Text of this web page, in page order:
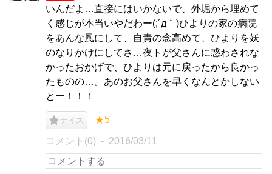
いんだよ…直接にはいかないで、外堀から埋めて
く感じが本当いやだわー(;´д｀)ひよりの家の病院
をあんな風にして、自責の念高めて、ひよりを妖
のなりかけにしてさ…夜トが父さんに惑わされな
かったおかげで、ひよりは元に戻ったから良かっ
たものの…。あのお父さんを早くなんとかしない
とー！！！
ナイス ★5
コメント(0) 2016/03/11